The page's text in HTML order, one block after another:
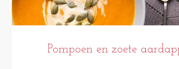
Pompoen en zoete